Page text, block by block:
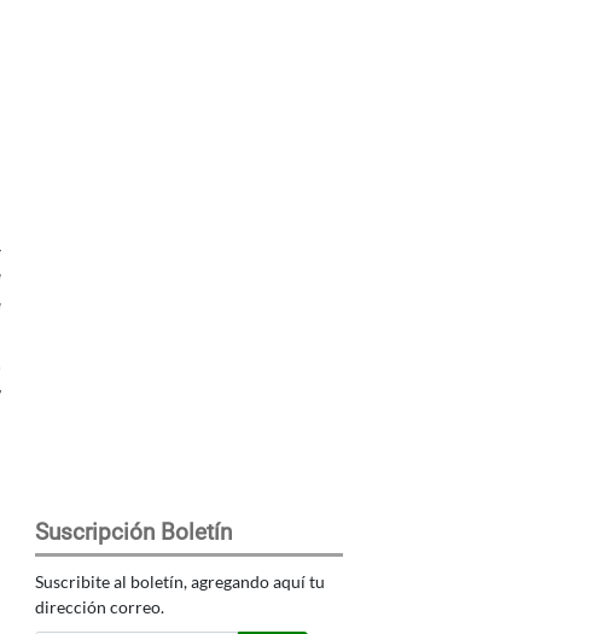
Suscripción Boletín
Suscribite al boletín, agregando aquí tu
dirección correo.